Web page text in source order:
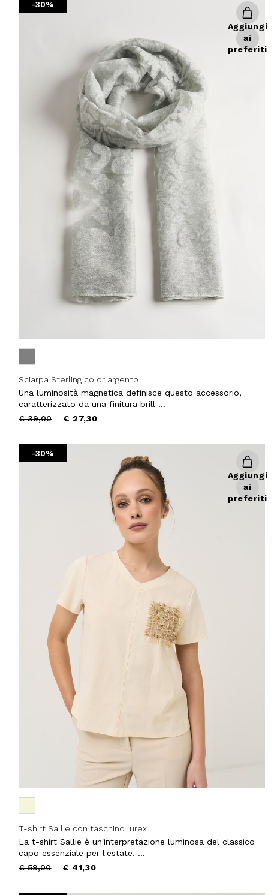
-30%
Aggiungi
ai
preferiti
Sciarpa Sterling color argento
Una luminosità magnetica definisce questo accessorio,
caratterizzato da una finitura brill ...
Price
€ 39,00to € 27,30
-30%
Aggiungi
ai
preferiti
T-shirt Sallie con taschino lurex
La t-shirt Sallie è un'interpretazione luminosa del classico
capo essenziale per l'estate. ...
Price
€ 59,00to € 41,30